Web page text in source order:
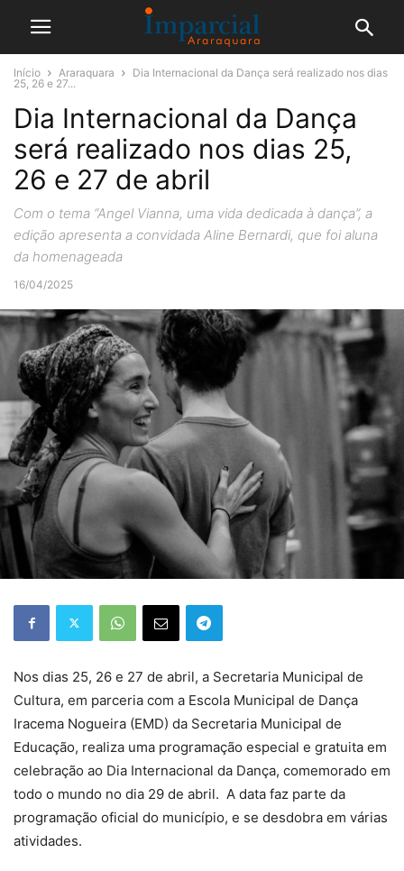
Início Araraquara
Dia Internacional da Dança será realizado nos dias
25, 26 e 27...
Dia Internacional da Dança
será realizado nos dias 25,
26 e 27 de abril
Com o tema “Angel Vianna, uma vida dedicada à dança”, a
edição apresenta a convidada Aline Bernardi, que foi aluna
da homenageada
16/04/2025
Nos dias 25, 26 e 27 de abril, a Secretaria Municipal de
Cultura, em parceria com a Escola Municipal de Dança
Iracema Nogueira (EMD) da Secretaria Municipal de
Educação, realiza uma programação especial e gratuita em
celebração ao Dia Internacional da Dança, comemorado em
todo o mundo no dia 29 de abril. A data faz parte da
programação oficial do município, e se desdobra em várias
atividades.